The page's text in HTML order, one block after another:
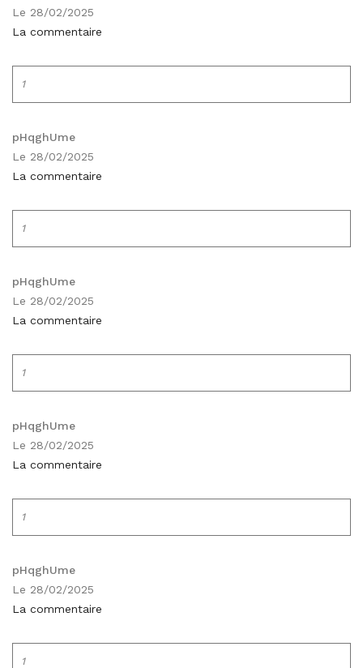
Le 28/02/2025
La commentaire
1
pHqghUme
Le 28/02/2025
La commentaire
1
pHqghUme
Le 28/02/2025
La commentaire
1
pHqghUme
Le 28/02/2025
La commentaire
1
pHqghUme
Le 28/02/2025
La commentaire
1